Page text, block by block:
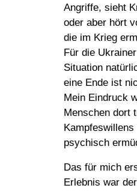
Angriffe, sieht
oder aber hört
die im Krieg
Für die
Situation
eine Ende ist
Mein Eindruck
Menschen dort
psychisch
Das für mich
Erlebnis war